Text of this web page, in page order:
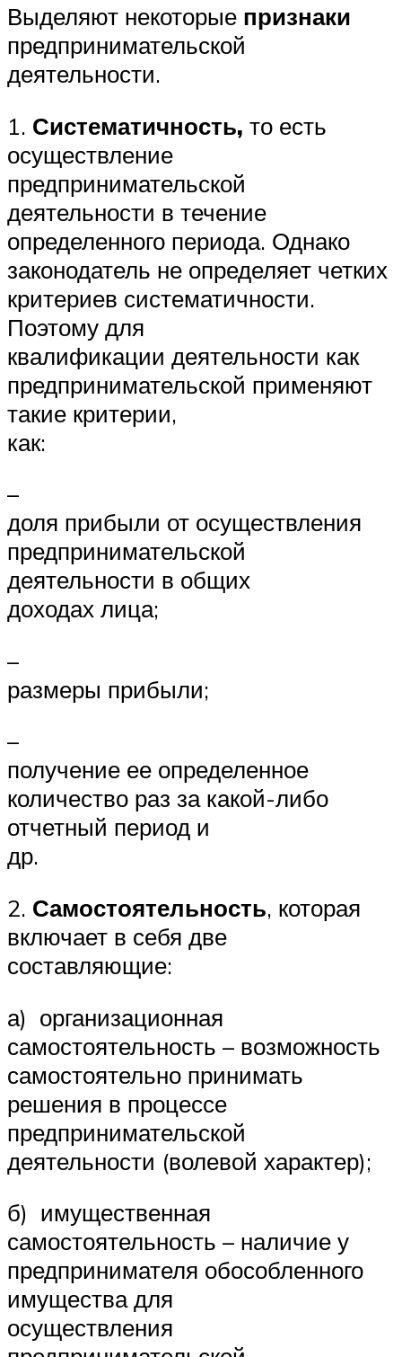
Выделяют некоторые признаки
предпринимательской
деятельности.
1. Систематичность, то есть
осуществление
предпринимательской
деятельности в течение
определенного периода. Однако
законодатель не определяет четких
критериев систематичности.
Поэтому для
квалификации деятельности как
предпринимательской применяют
такие критерии,
как:
–
доля прибыли от осуществления
предпринимательской
деятельности в общих
доходах лица;
–
размеры прибыли;
–
получение ее определенное
количество раз за какой-либо
отчетный период и
др.
2. Самостоятельность, которая
включает в себя две
составляющие:
а) организационная
самостоятельность – возможность
самостоятельно принимать
решения в процессе
предпринимательской
деятельности (волевой характер);
б) имущественная
самостоятельность – наличие у
предпринимателя обособленного
имущества для
осуществления